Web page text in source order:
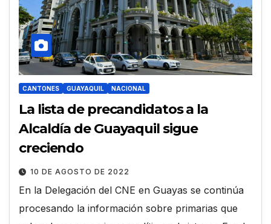
CANTONES GUAYAQUIL NACIONAL
La lista de precandidatos a la
Alcaldía de Guayaquil sigue
creciendo
10 DE AGOSTO DE 2022
En la Delegación del CNE en Guayas se continúa
procesando la información sobre primarias que